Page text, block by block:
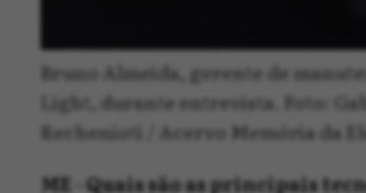
Bruno Almeida, gerente de
Light, durante entrevista. Foto:
Rechenioti / Acervo Memória da
ME - Quais são as principais